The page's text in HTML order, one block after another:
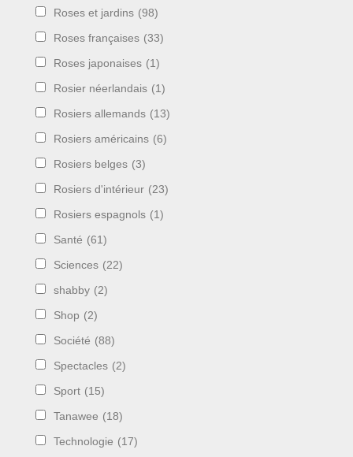
Roses et jardins (98)
Roses françaises (33)
Roses japonaises (1)
Rosier néerlandais (1)
Rosiers allemands (13)
Rosiers américains (6)
Rosiers belges (3)
Rosiers d'intérieur (23)
Rosiers espagnols (1)
Santé (61)
Sciences (22)
shabby (2)
Shop (2)
Société (88)
Spectacles (2)
Sport (15)
Tanawee (18)
Technologie (17)